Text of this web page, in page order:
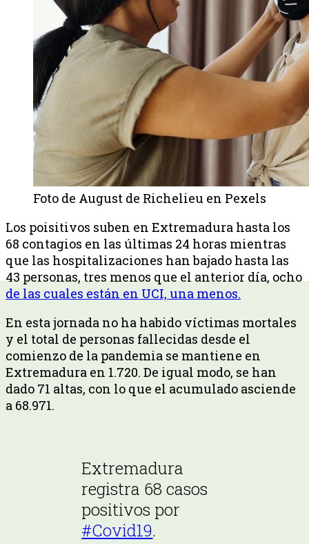
Foto de August de Richelieu en Pexels
Los poisitivos suben en Extremadura hasta los
68 contagios en las últimas 24 horas mientras
que las hospitalizaciones han bajado hasta las
43 personas, tres menos que el anterior día, ocho
de las cuales están en UCI, una menos.
En esta jornada no ha habido víctimas mortales
y el total de personas fallecidas desde el
comienzo de la pandemia se mantiene en
Extremadura en 1.720. De igual modo, se han
dado 71 altas, con lo que el acumulado asciende
a 68.971.
Extremadura
registra 68 casos
positivos por
#Covid19.